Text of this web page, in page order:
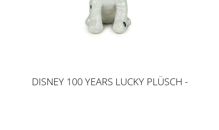
DISNEY 100 YEARS LUCKY PLÜSCH -